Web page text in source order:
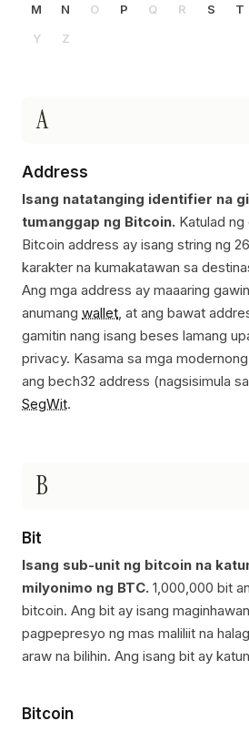
M
N O P Q R S T
Y
Z
A
Address
Isang natatanging identifier na
tumanggap ng Bitcoin. Katulad
Bitcoin address ay isang string ng
karakter na kumakatawan sa
Ang mga address ay maaaring
anumang wallet, at ang bawat
gamitin nang isang beses lamang
privacy. Kasama sa mga
ang bech32 address (nagsisimula
SegWit.
B
Bit
Isang sub-unit ng bitcoin na
milyonimo ng BTC. 1,000,000 bit
bitcoin. Ang bit ay isang
pagpepresyo ng mas maliliit na
araw na bilihin. Ang isang bit ay
Bitcoin